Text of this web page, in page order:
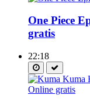
One Piece
gratis
22:18